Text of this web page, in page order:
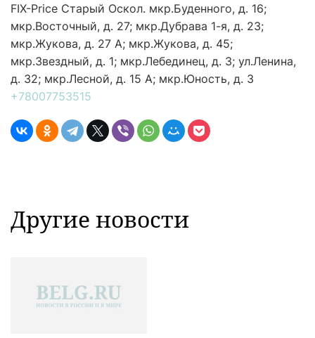
FIX-Price Старый Оскол. мкр.Буденного, д. 16;
мкр.Восточный, д. 27; мкр.Дубрава 1-я, д. 23;
мкр.Жукова, д. 27 А; мкр.Жукова, д. 45;
мкр.Звездный, д. 1; мкр.Лебединец, д. 3; ул.Ленина,
д. 32; мкр.Лесной, д. 15 А; мкр.Юность, д. 3
+78007753515
Другие новости